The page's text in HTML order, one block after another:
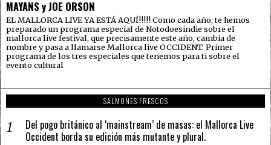
MAYANS y JOE ORSON
EL MALLORCA LIVE YA ESTÁ AQUÍ!!!!! Como cada año, te hemos
preparado un programa especial de Notodoesindie sobre el
mallorca live festival, que precisamente este año, cambia de
nombre y pasa a llamarse Mallorca live OCCIDENT. Primer
programa de los tres especiales que tenemos para ti sobre el
evento cultural
SALMONES FRESCOS
Del pogo británico al ‘mainstream’ de masas: el Mallorca Live
Occident borda su edición más mutante y plural.